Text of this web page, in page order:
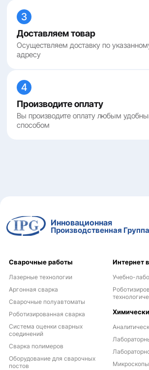
3
Доставляем товар
Осуществляем доставку по
адресу
4
Производите оплату
Вы производите оплату любым
способом
Инновационная
Производственная Группа
Сварочные работы
Лазерные технологии
Аргонная сварка
Сварочные полуавтоматы
Роботизированная сварка
Система оценки сварных
соединений
Сварка полимеров
Оборудование для сварочных
постов
Интернет
Учебно-
Микроскопы